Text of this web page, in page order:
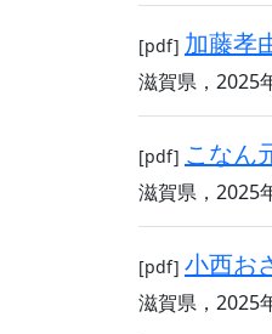
[pdf] 加藤孝
滋賀県，2025
[pdf] こなん
滋賀県，2025
[pdf] 小西お
滋賀県，2025